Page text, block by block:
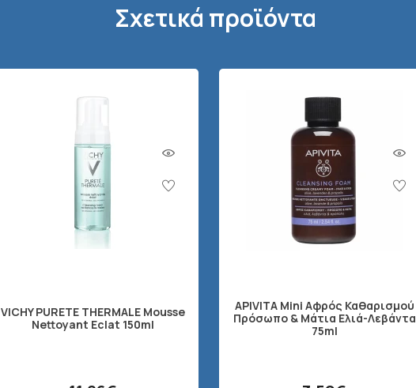
Σχετικά προϊόντα
VICHY PURETE THERMALE Mousse
Nettoyant Eclat 150ml
APIVITA Mini Αφρός Καθαρισμού
Πρόσωπο & Μάτια Ελιά-Λεβάντα
75ml